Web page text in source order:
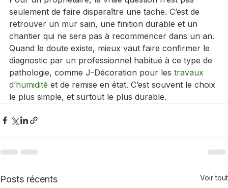
ou le papier peint.
Pour un propriétaire, la vraie question n’est pas
seulement de faire disparaître une tache. C’est de
retrouver un mur sain, une finition durable et un
chantier qui ne sera pas à recommencer dans un an.
Quand le doute existe, mieux vaut faire confirmer le
diagnostic par un professionnel habitué à ce type de
pathologie, comme J-Décoration pour les travaux
d’humidité
le plus simple, et surtout le plus durable.